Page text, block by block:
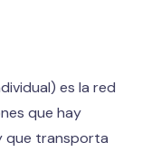
es la red
que hay
que transporta